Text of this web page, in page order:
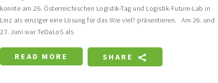
konnte am 26. Österreichischen Logistik-Tag und Logistik-Future-Lab in
Linz als einziger eine Lösung für das Wie viel? präsentieren. Am 26. und
27. Juni war TeDaLoS als
READ MORE SHARE